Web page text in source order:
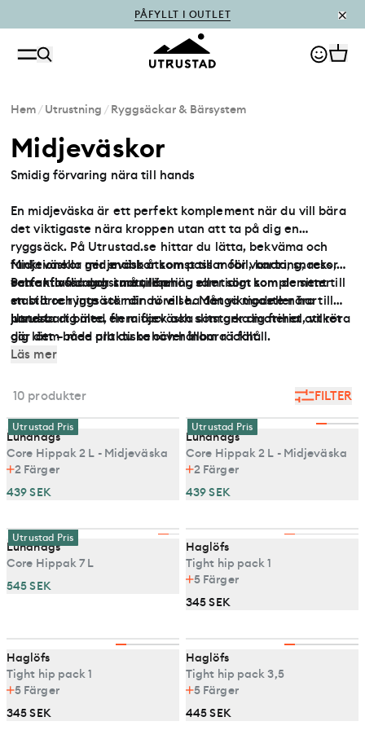
PÅFYLLT I OUTLET
Hem/Utrustning /Ryggsäckar & Bärsystem
Midjeväskor
Smidig förvaring nära till hands
En midjeväska är ett perfekt komplement när du vill bära
det viktigaste nära kroppen utan att ta på dig en
ryggsäck. På Utrustad.se hittar du lätta, bekväma och
funktionella midjeväskor som passar för vandring, resor
och aktiva dagar i naturen.
Midjeväskor ger snabb åtkomst till mobil, karta, snacks,
vattenflaska och små tillbehör, samtidigt som de sitter
stabilt och inte stör din rörelse. Många modeller har
justerbart bälte, flera fack och slitstarka material, vilket
gör dem både praktiska och hållbara i fält.
Perfekta för dagsturer, löpning eller som komplement till
en större ryggsäck när du vill ha det viktigaste nära till
hands.
Utrusta dig med en midjeväska som ger dig frihet att röra
dig lätt – med allt du behöver inom räckhåll.
Läs mer
FILTER
10 produkter
Utrustad Pris
Lundhags
Core Hippak 2 L - Midjeväska
2 Färger
439 SEK
Utrustad Pris
Lundhags
Core Hippak 2 L - Midjeväska
2 Färger
439 SEK
Utrustad Pris
Lundhags
Core Hippak 7 L
545 SEK
Haglöfs
Tight hip pack 1
5 Färger
345 SEK
Haglöfs
Tight hip pack 1
5 Färger
345 SEK
Haglöfs
Tight hip pack 3,5
5 Färger
445 SEK